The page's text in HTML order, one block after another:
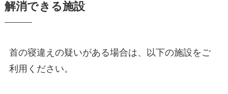
解消できる施設
首の寝違えの疑いがある場合は、以下の施設をご
利用ください。